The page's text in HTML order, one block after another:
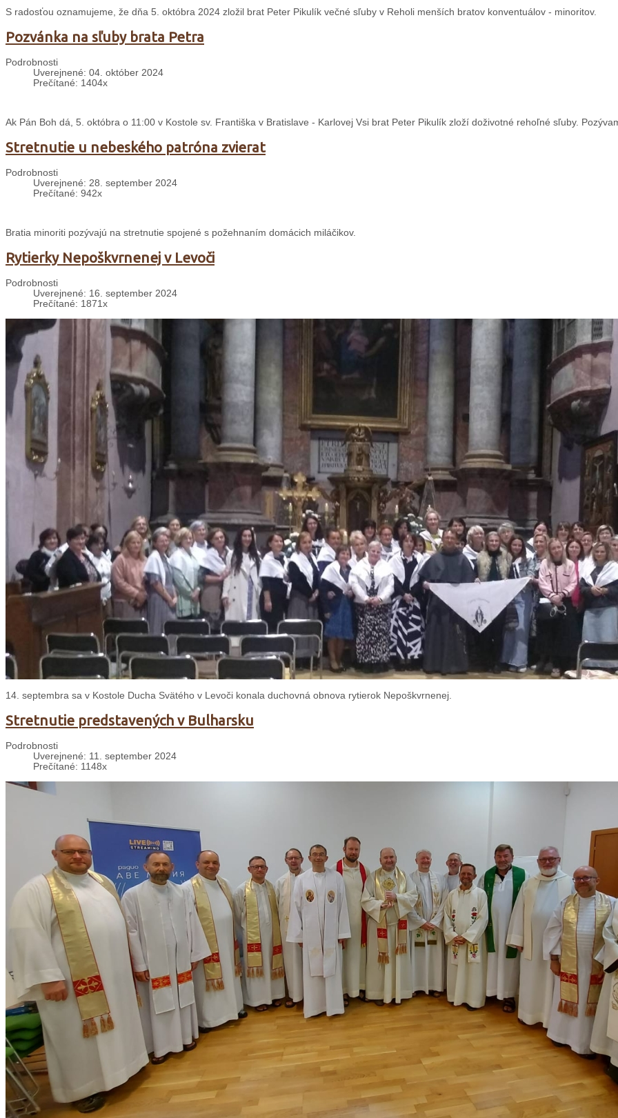
S radosťou oznamujeme, že dňa 5. októbra 2024 zložil brat Peter Pikulík večné sľuby v Reholi menších bratov konventuálov - minoritov.
Pozvánka na sľuby brata Petra
Podrobnosti
Uverejnené: 04. október 2024
Prečítané: 1404x
Ak Pán Boh dá, 5. októbra o 11:00 v Kostole sv. Františka v Bratislave - Karlovej Vsi brat Peter Pikulík zloží doživotné rehoľné sľuby.
Stretnutie u nebeského patróna zvierat
Podrobnosti
Uverejnené: 28. september 2024
Prečítané: 942x
Bratia minoriti pozývajú na stretnutie spojené s požehnaním domácich miláčikov.
Rytierky Nepoškvrnenej v Levoči
Podrobnosti
Uverejnené: 16. september 2024
Prečítané: 1871x
14. septembra sa v Kostole Ducha Svätého v Levoči konala duchovná obnova rytierok Nepoškvrnenej.
Stretnutie predstavených v Bulharsku
Podrobnosti
Uverejnené: 11. september 2024
Prečítané: 1148x